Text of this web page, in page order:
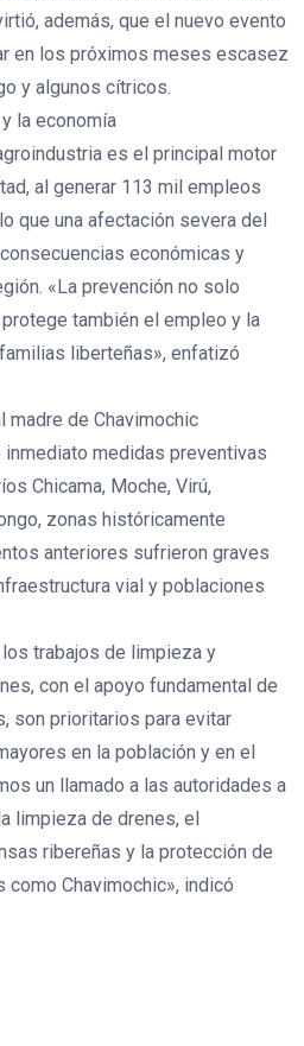
además, que el nuevo evento
en los próximos meses escasez
y algunos cítricos.
la economía
es el principal motor
al generar 113 mil empleos
que una afectación severa del
económicas y
«La prevención no solo
también el empleo y la
liberteñas», enfatizó
madre de Chavimochic
inmediato medidas preventivas
Chicama, Moche, Virú,
zonas históricamente
anteriores sufrieron graves
vial y poblaciones
trabajos de limpieza y
con el apoyo fundamental de
son prioritarios para evitar
en la población y en el
un llamado a las autoridades a
limpieza de drenes, el
ribereñas y la protección de
Chavimochic», indicó